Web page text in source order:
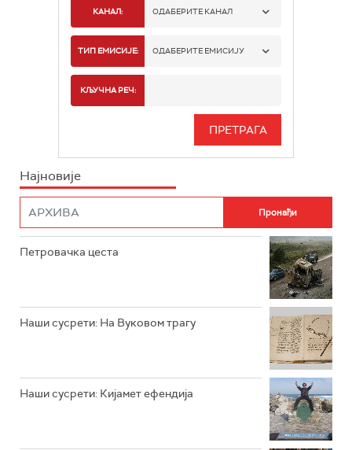
КАНАЛ: ОДАБЕРИТЕ КАНАЛ
РТС 1
РТС 3
РТС КОЛО
ТИП ЕМИСИЈЕ: ОДАБЕРИТЕ ЕМИСИЈУ
ИНФО
КЉУЧНА РЕЧ:
Најновије
Петровачка цеста
Наши сусрети: На Вуковом трагу
Наши сусрети: Кијамет ефендија